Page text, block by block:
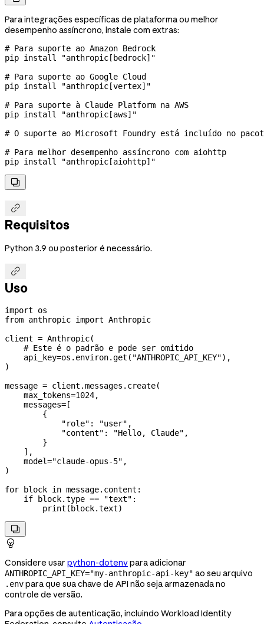
Para integrações específicas de plataforma ou melhor
desempenho assíncrono, instale com extras:
# Para suporte ao Amazon Bedrock
pip install
"anthropic[bedrock]"
# Para suporte ao Google Cloud
pip install
"anthropic[vertex]"
# Para suporte à Claude Platform na AWS
pip install
"anthropic[aws]"
# O suporte ao Microsoft Foundry está incluído no
# Para melhor desempenho assíncrono com aiohttp
pip install "anthropic[aiohttp]"


Requisitos
Python 3.9 ou posterior é necessário.

Uso
import os
from anthropic import Anthropic
client = Anthropic(
    # Este é o padrão e pode ser omitido
    api_key
=os.environ.get( "ANTHROPIC_API_KEY"),
)
message = client.messages.create(
    max_tokens
=1024,
    messages
= [
        {
            "role"
: "user" ,
            "content"
: "Hello, Claude" ,
        }
    ],
    model
="claude-opus-5" ,
)
for block in message.content:
    if
block.type == "text" :
        print
(block.text)


Considere usar python-dotenvpara adicionar
ANTHROPIC_API_KEY="my-anthropic-api-key" ao seu arquivo
.envpara que sua chave de API não seja armazenada no
controle de versão.
Para opções de autenticação, incluindo Workload Identity